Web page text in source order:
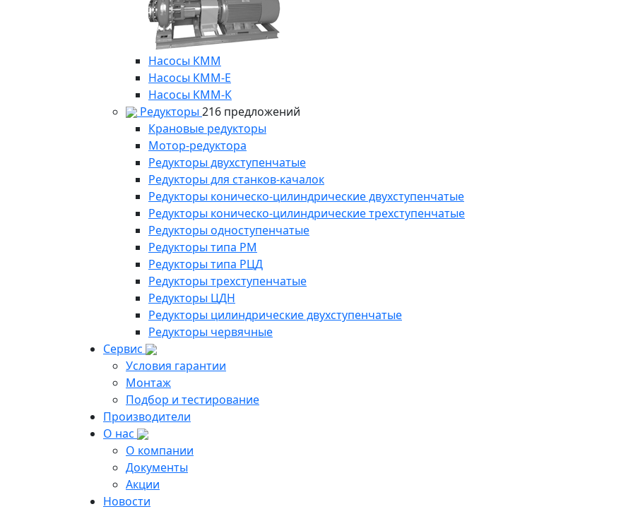
Насосы КММ
Насосы КММ-Е
Насосы КММ-К
Редукторы 216 предложений
Крановые редукторы
Мотор-редуктора
Редукторы двухступенчатые
Редукторы для станков-качалок
Редукторы коническо-цилиндрические двухступенчатые
Редукторы коническо-цилиндрические трехступенчатые
Редукторы одноступенчатые
Редукторы типа РМ
Редукторы типа РЦД
Редукторы трехступенчатые
Редукторы ЦДН
Редукторы цилиндрические двухступенчатые
Редукторы червячные
Сервис
Условия гарантии
Монтаж
Подбор и тестирование
Производители
О нас
О компании
Документы
Акции
Новости